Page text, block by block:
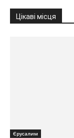
Цікаві місця
Єрусалим